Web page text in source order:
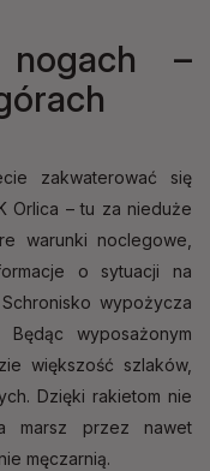
–
zakwaterować się
Orlica – tu za nieduże
warunki noclegowe,
o sytuacji na
wypożycza
wyposażonym
większość szlaków,
Dzięki rakietom nie
marsz przez nawet
męczarnią.